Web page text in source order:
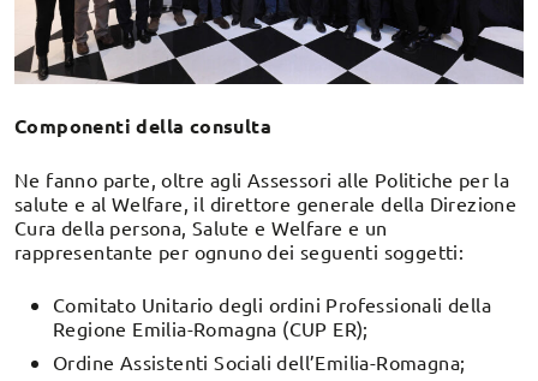
Componenti della consulta
Ne fanno parte, oltre agli Assessori alle Politiche per la
salute e al Welfare, il direttore generale della Direzione
Cura della persona, Salute e Welfare e un
rappresentante per ognuno dei seguenti soggetti:
Comitato Unitario degli ordini Professionali della
Regione Emilia-Romagna (CUP ER);
Ordine Assistenti Sociali dell’Emilia-Romagna;